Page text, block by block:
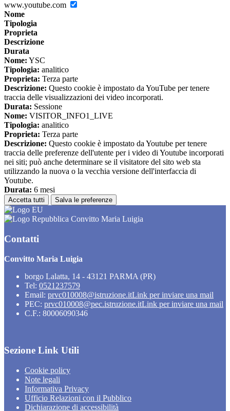
www.youtube.com
Nome
Tipologia
Proprieta
Descrizione
Durata
Nome: YSC
Tipologia: analitico
Proprieta: Terza parte
Descrizione: Questo cookie è impostato da YouTube per tenere
traccia delle visualizzazioni dei video incorporati.
Durata: Sessione
Nome: VISITOR_INFO1_LIVE
Tipologia: analitico
Proprieta: Terza parte
Descrizione: Questo cookie è impostato da Youtube per tenere
traccia delle preferenze dell'utente per i video di Youtube incorporati
nei siti; può anche determinare se il visitatore del sito web sta
utilizzando la nuova o la vecchia versione dell'interfaccia di
Youtube.
Durata: 6 mesi
Accetta tutti Salva le preferenze
Convitto Maria Luigia
Contatti
Convitto Maria Luigia
borgo Lalatta, 14 - 43121 PARMA (PR)
Tel: 0521237579
Email: prvc010008@istruzione.itLink per inviare una mail
PEC: prvc010008@pec.istruzione.itLink per inviare una mail
C.F.: 80006090346
Sezione Link Utili
Cookie policy
Note legali
Informativa Privacy
Ufficio Relazioni con il Pubblico
Dichiarazione di accessibilità